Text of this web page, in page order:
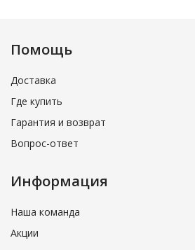
Помощь
Доставка
Где купить
Гарантия и возврат
Вопрос-ответ
Информация
Наша команда
Акции